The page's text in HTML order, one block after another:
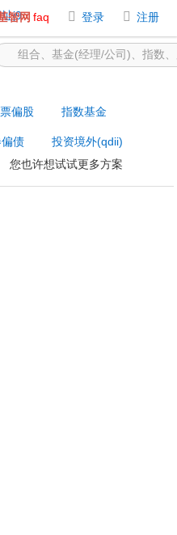
会电竞
j9
智网 faq 登录 注册
偏股 指数基金
债 投资境外(qdii)
您也许想试试更多方案